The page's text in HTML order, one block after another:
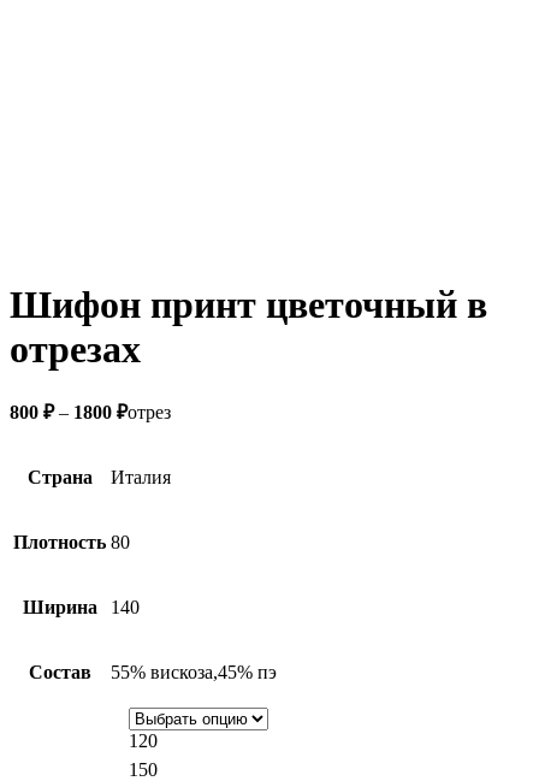
Шифон принт цветочный в
отрезах
800 ₽– 1800 ₽отрез
Страна Италия
Плотность 80
Ширина 140
Состав 55% вискоза,45% пэ
120
150